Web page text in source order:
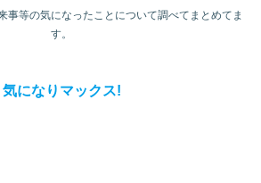
事等の気になったことについて調べてまとめてま
す。
気になりマックス!